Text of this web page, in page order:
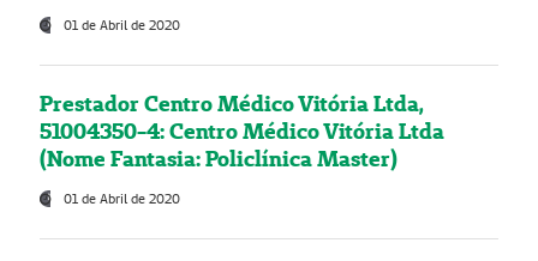
01 de Abril de 2020
Prestador Centro Médico Vitória Ltda,
51004350-4: Centro Médico Vitória Ltda
(Nome Fantasia: Policlínica Master)
01 de Abril de 2020